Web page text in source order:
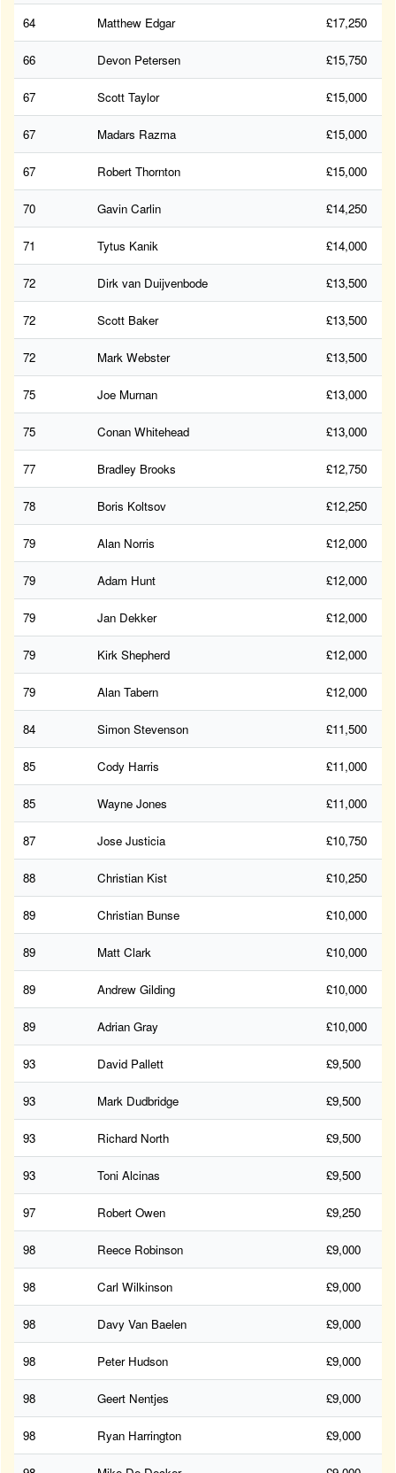
64 Matthew Edgar £17,250
66 Devon Petersen £15,750
67 Scott Taylor £15,000
67 Madars Razma £15,000
67 Robert Thornton £15,000
70 Gavin Carlin £14,250
71 Tytus Kanik £14,000
72 Dirk van Duijvenbode £13,500
72 Scott Baker £13,500
72 Mark Webster £13,500
75 Joe Murnan £13,000
75 Conan Whitehead £13,000
77 Bradley Brooks £12,750
78 Boris Koltsov £12,250
79 Alan Norris £12,000
79 Adam Hunt £12,000
79 Jan Dekker £12,000
79 Kirk Shepherd £12,000
79 Alan Tabern £12,000
84 Simon Stevenson £11,500
85 Cody Harris £11,000
85 Wayne Jones £11,000
87 Jose Justicia £10,750
88 Christian Kist £10,250
89 Christian Bunse £10,000
89 Matt Clark £10,000
89 Andrew Gilding £10,000
89 Adrian Gray £10,000
93 David Pallett £9,500
93 Mark Dudbridge £9,500
93 Richard North £9,500
93 Toni Alcinas £9,500
97 Robert Owen £9,250
98 Reece Robinson £9,000
98 Carl Wilkinson £9,000
98 Davy Van Baelen £9,000
98 Peter Hudson £9,000
98 Geert Nentjes £9,000
98 Ryan Harrington £9,000